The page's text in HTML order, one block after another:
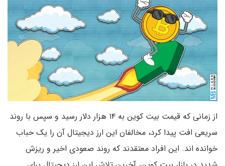
از زمانی که قیمت بیت کوین به ۱۴ هزار دلار رسید و سپس با روند
سریعی افت پیدا کرد، مخالفان این ارز دیجیتال آن را یک حباب
خوانده اند. این افراد معتقدند که روند صعودی اخیر و ریزش